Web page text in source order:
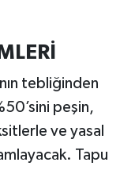
tebliğinden
peşin,
ve yasal
Tapu